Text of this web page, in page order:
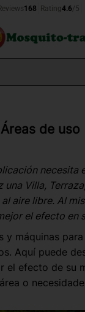
Áreas de uso
necesita
una Villa,
aire libre. Al
el efecto en
y máquinas
Aquí puede
el efecto de su
o